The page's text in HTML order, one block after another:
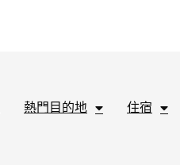
熱門目的地 住宿